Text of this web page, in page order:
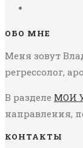
ОБО МНЕ
Меня зовут
регрессолог,
В разделе МОИ
направления,
КОНТАКТЫ